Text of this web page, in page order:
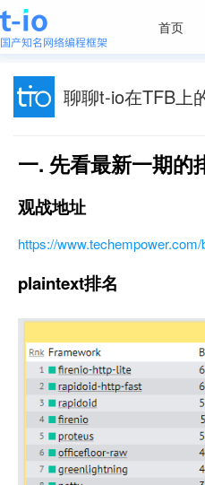
首页
聊聊t-io在TFB上
一. 先看最新一期的
观战地址
https://
plaintext排名